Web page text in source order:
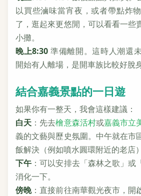
以買些滷味當宵夜，或者帶點炸
了，逛起來更悠閒，可以看看一些
小攤。
晚上8:30 準備離開。這時人潮還
開始有人離場，是開車族比較好脫
結合嘉義景點的一日遊
如果你有一整天，我會這樣建議：
白天 ：先去檜意森活村或嘉義市立
義的文藝與歷史氛圍。中午就在市
飯解決（例如噴水圓環附近的老店）
下午 ：可以安排去「森林之歌」或
消化一下。
傍晚：直接前往南華觀光夜市，開